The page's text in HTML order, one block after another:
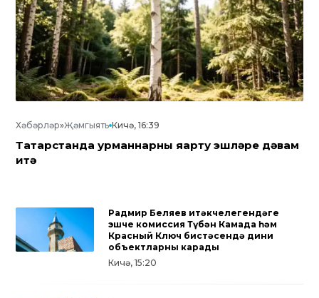
Хәбәрләр»Җәмгыять Кичә, 16:39
Татарстанда урманнарны яңарту эшләре дәвам
итә
Радмир Беляев җитәкчелегендәге
эшче комиссия Түбән Камада һәм
Красный Ключ бистәсендә дини
объектларны карады
Кичә, 15:20